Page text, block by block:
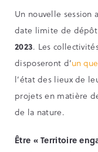
Un nouvelle session
date limite de
2023. Les
disposeront d’un
l’état des lieux de
projets en matière
de la nature.
Être « Territoire